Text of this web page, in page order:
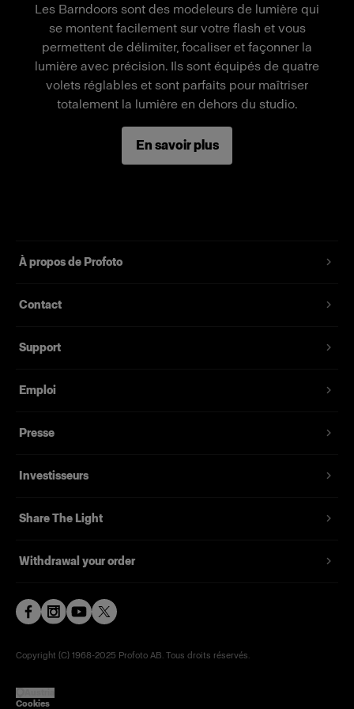
Fonctionnalités
Contrôle et bloque la lumière.
Peut être pivoté librement à 360°.
Compact et de qualité supérieure.
Les Barndoors sont des modeleurs de lumière qui
se montent facilement sur votre flash et vous
permettent de délimiter, focaliser et façonner la
lumière avec précision. Ils sont équipés de quatre
volets réglables et sont parfaits pour maîtriser
totalement la lumière en dehors du studio.
En savoir plus
À propos de Profoto
Contact
Support
Emploi
Presse
Investisseurs
Share The Light
Withdrawal your order
Copyright (C) 1968-2025 Profoto AB. Tous droits réservés.
Cookies